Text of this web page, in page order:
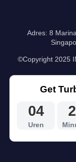
Adres: 8
©Copyright 2025
Get
04
Uren